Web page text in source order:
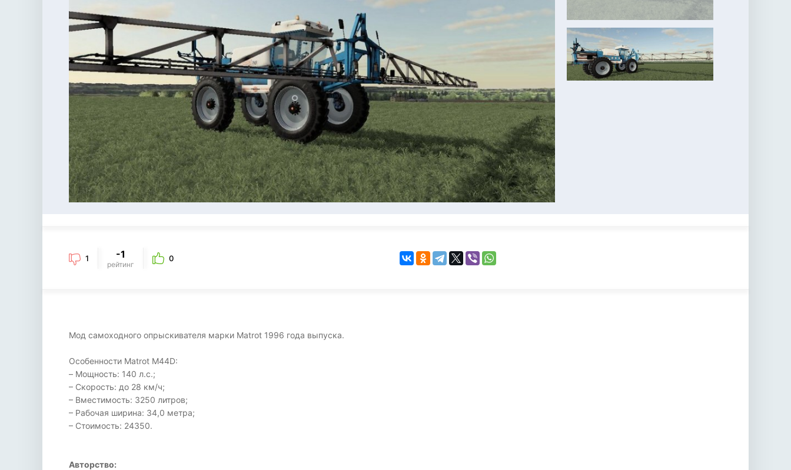
KINGDOM COME:
DELIVERANCE
бродилка
1 -1
рейтинг
0
Мод самоходного опрыскивателя марки Matrot 1996 года выпуска.
Особенности Matrot M44D:
– Мощность: 140 л.с.;
– Скорость: до 28 км/ч;
– Вместимость: 3250 литров;
– Рабочая ширина: 34,0 метра;
– Стоимость: 24350.
Авторство: